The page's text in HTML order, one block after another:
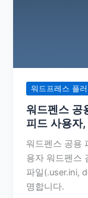
워드프레스 플
워드펜스 공
피드 사용
워드펜스 공용
용자 워드펜스
파일(.user.ini,
명합니다.